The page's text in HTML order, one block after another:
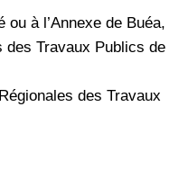
ou à l’Annexe de Buéa,
Travaux Publics de
des Travaux